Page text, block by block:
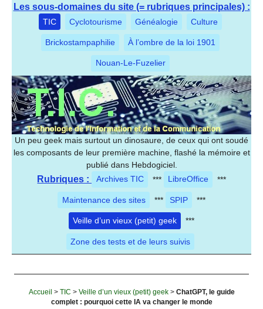
Les sous-domaines du site (= rubriques principales) :
TIC Cyclotourisme Généalogie Culture
Brickostampaphilie À l’ombre de la loi 1901
Nouan-Le-Fuzelier
Un peu geek mais surtout un dinosaure, de ceux qui ont soudé
les composants de leur première machine, flashé la mémoire et
publié dans Hebdogiciel.
Rubriques : Archives TIC *** LibreOffice ***
Maintenance des sites *** SPIP ***
Veille d’un vieux (petit) geek ***
Zone des tests et de leurs suivis
Accueil > TIC > Veille d’un vieux (petit) geek> ChatGPT, le guide
complet : pourquoi cette IA va changer le monde